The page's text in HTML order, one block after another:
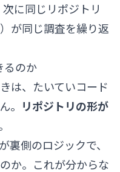
に同じリポジトリ
が同じ調査を繰り返
るのか
は、たいていコード
。
リポジトリの形が
裏側のロジックで、
か。これが分からな